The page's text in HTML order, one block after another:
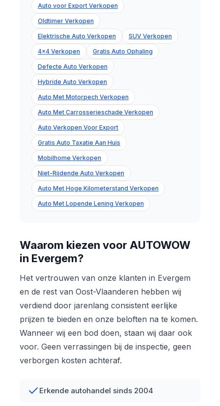
Auto voor Export Verkopen
Oldtimer Verkopen
Elektrische Auto Verkopen SUV Verkopen
4x4 Verkopen Gratis Auto Ophaling
Defecte Auto Verkopen
Hybride Auto Verkopen
Auto Met Motorpech Verkopen
Auto Met Carrosserieschade Verkopen
Auto Verkopen Voor Export
Gratis Auto Taxatie Aan Huis
Mobilhome Verkopen
Niet-Rijdende Auto Verkopen
Auto Met Hoge Kilometerstand Verkopen
Auto Met Lopende Lening Verkopen
Waarom kiezen voor AUTOWOW
in Evergem?
Het vertrouwen van onze klanten in Evergem
en de rest van Oost-Vlaanderen hebben wij
verdiend door jarenlang consistent eerlijke
prijzen te bieden en onze beloften na te komen.
Wanneer wij een bod doen, staan wij daar ook
voor. Geen verrassingen bij de inspectie, geen
verborgen kosten achteraf.
Erkende autohandel sinds 2004